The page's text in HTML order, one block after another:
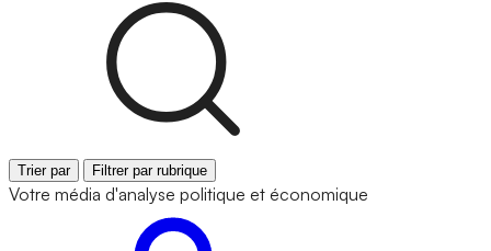
Trier par Filtrer par rubrique
Votre média d'analyse politique et économique